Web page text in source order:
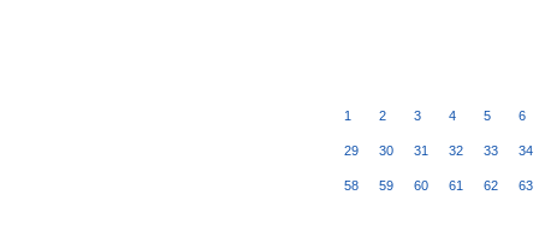
1 2 3 4 5 6
29 30 31 32 33 34
58 59 60 61 62 63